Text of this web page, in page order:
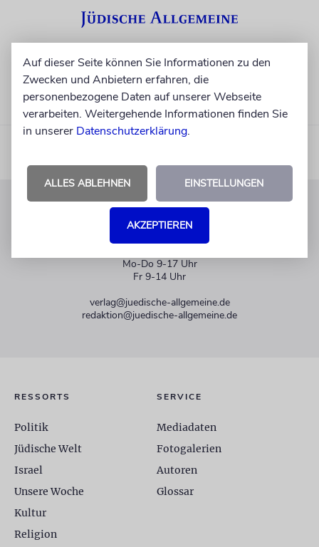
KUNDENSERVICE
Mo-Do 9-17 Uhr
Fr 9-14 Uhr
verlag@juedische-allgemeine.de
redaktion@juedische-allgemeine.de
RESSORTS
Politik
Jüdische Welt
Israel
Unsere Woche
Kultur
Religion
SERVICE
Mediadaten
Fotogalerien
Autoren
Glossar
Auf dieser Seite können Sie Informationen zu den
Zwecken und Anbietern erfahren, die
personenbezogene Daten auf unserer Webseite
verarbeiten. Weitergehende Informationen finden Sie
in unserer Datenschutzerklärung.
ALLES ABLEHNEN EINSTELLUNGEN
AKZEPTIEREN